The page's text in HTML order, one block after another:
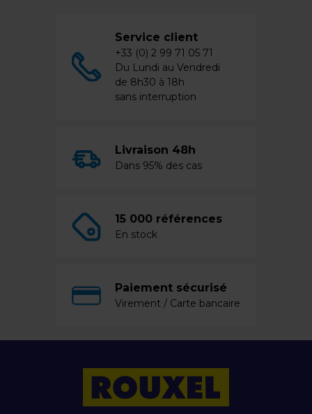
Service client
+33 (0) 2 99 71 05 71
Du Lundi au Vendredi
de 8h30 à 18h
sans interruption
Livraison 48h
Dans 95% des cas
15 000 références
En stock
Paiement sécurisé
Virement / Carte bancaire